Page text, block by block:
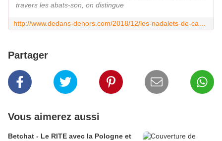
travers les abats-son, on distingue
Partager
Vous aimerez aussi
Betchat - Le RITE avec la Pologne et